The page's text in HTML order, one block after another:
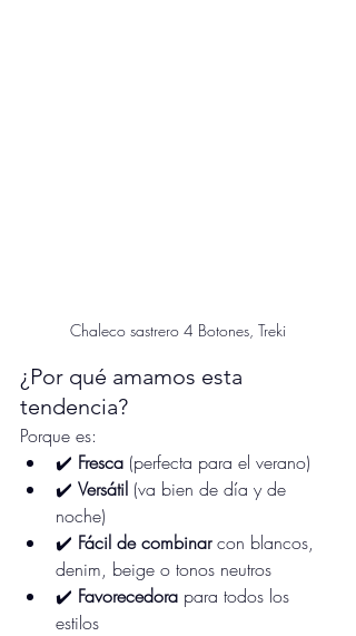
Chaleco sastrero 4 Botones, Treki
¿Por qué amamos esta
tendencia?
Porque es:
✔️ Fresca (perfecta para el verano)
✔️ Versátil (va bien de día y de
noche)
✔️ Fácil de combinar con blancos,
denim, beige o tonos neutros
✔️ Favorecedora para todos los
estilos